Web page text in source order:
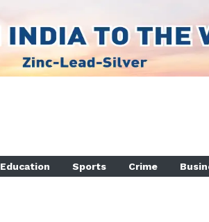
Education Sports Crime